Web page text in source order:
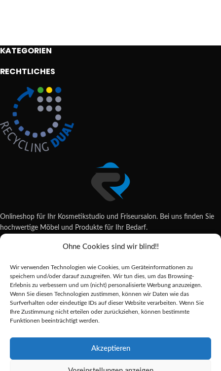
Ohne Cookies sind wir blind!!
Wir verwenden Technologien wie Cookies, um Geräteinformationen zu
speichern und/oder darauf zuzugreifen. Wir tun dies, um das Browsing-
Erlebnis zu verbessern und um (nicht) personalisierte Werbung anzuzeigen.
Wenn Sie diesen Technologien zustimmen, können wir Daten wie das
Surfverhalten oder eindeutige IDs auf dieser Website verarbeiten. Wenn Sie
Ihre Zustimmung nicht erteilen oder zurückziehen, können bestimmte
Funktionen beeinträchtigt werden.
Akzeptieren
KATEGORIEN
RECHTLICHES
Onlineshop für Ihr Kosmetikstudio und Friseursalon. Bei uns finden Sie
hochwertige Möbel und Produkte für Ihr Bedarf.
Wildsachsener Str. 6, 65207 Wiesbaden
shop@reda-shop.de
REDA SHOP - Hochwertige Studio Ausstattung
2025.
Alle Preise inkl. der gesetzlichen MwSt.
Die durchgestrichenen Preise entsprechen dem bisherigen Preis in diesem
Online-Shop.